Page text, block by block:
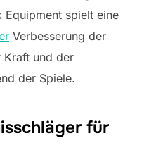
Equipment spielt eine
Verbesserung der
Kraft und der
der Spiele.
für